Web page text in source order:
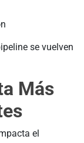
se vuelven
Más
el